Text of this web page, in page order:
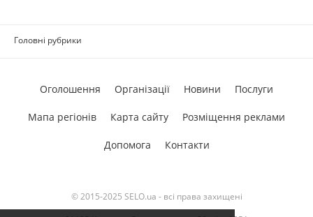
Головні рубрики
© 2015-2025 SELO.ua - всі права захищені
Оголошення Організації Новини Послуги
Мапа регіонів Карта сайту Розміщення реклами
Допомога Контакти